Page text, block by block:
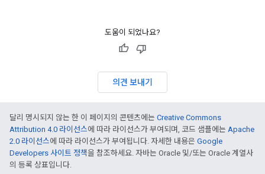
도움이 되었나요?
의견 보내기
달리 명시되지 않는 한 이 페이지의 콘텐츠에는 Creative Commons
Attribution 4.0 라이선스에 따라 라이선스가 부여되며, 코드 샘플에는 Apache
2.0 라이선스에 따라 라이선스가 부여됩니다. 자세한 내용은 Google
Developers 사이트 정책을 참조하세요. 자바는 Oracle 및/또는 Oracle 계열사
의 등록 상표입니다.